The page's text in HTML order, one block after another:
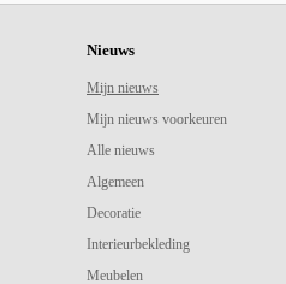
Nieuws
Mijn nieuws
Mijn nieuws voorkeuren
Alle nieuws
Algemeen
Decoratie
Interieurbekleding
Meubelen